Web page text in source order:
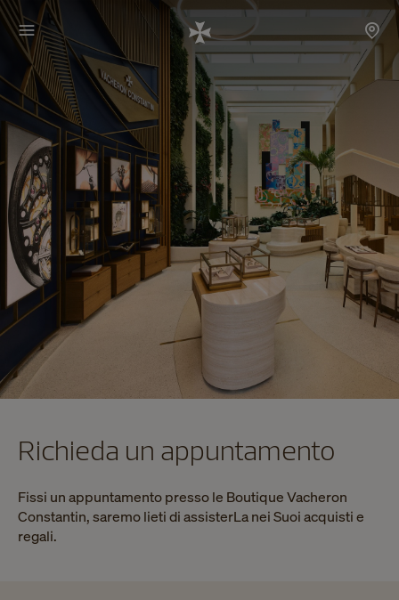
Richieda un appuntamento
Fissi un appuntamento presso le Boutique Vacheron
Constantin, saremo lieti di assisterLa nei Suoi acquisti e
regali.